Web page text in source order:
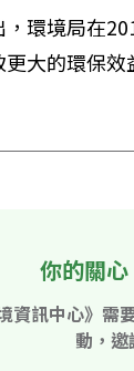
，環境局在
大的環保
你的關
資訊中心》
動，